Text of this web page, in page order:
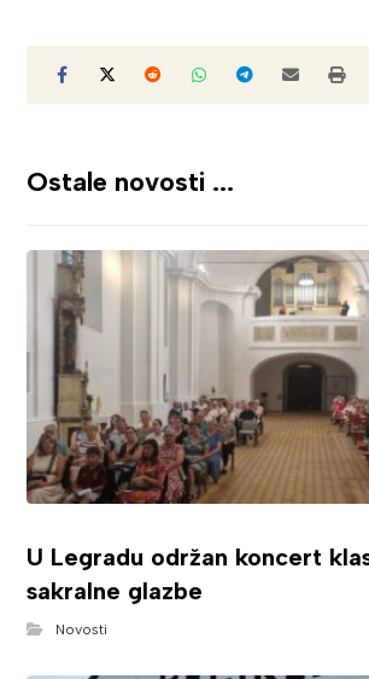
Ostale novosti ...
U Legradu održan koncert
sakralne glazbe
Novosti